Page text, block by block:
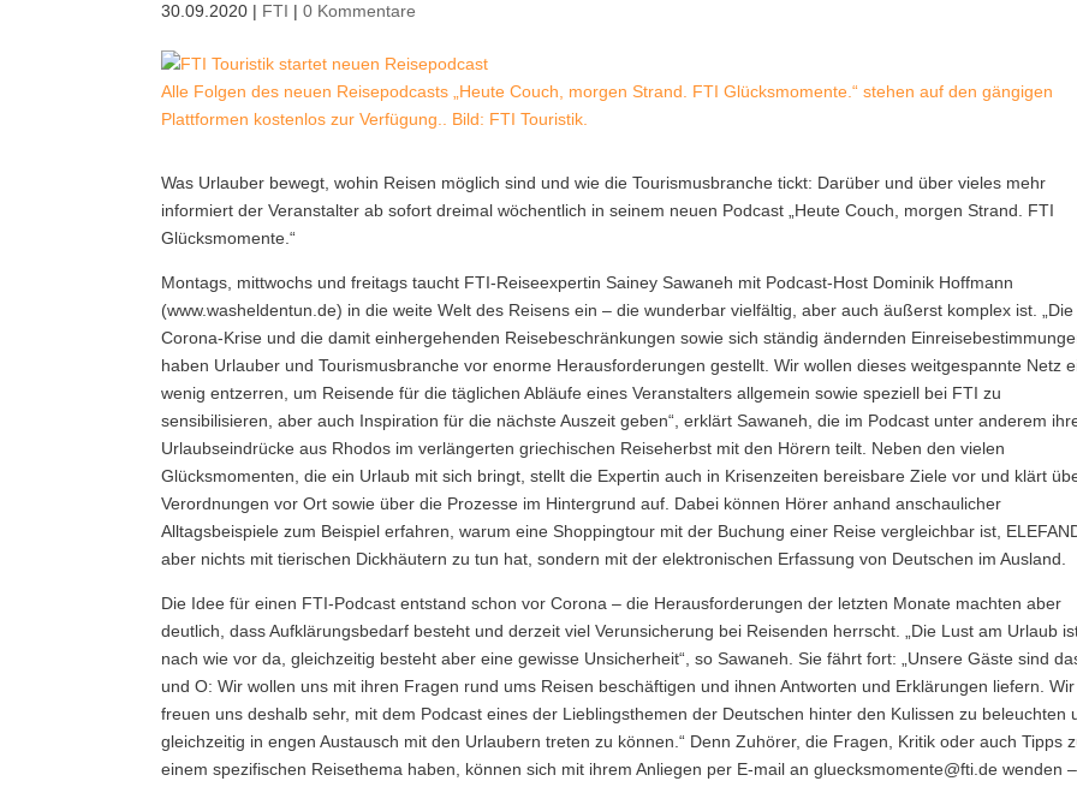
30.09.2020 | FTI |0 Kommentare
Alle Folgen des neuen Reisepodcasts „Heute Couch, morgen Strand. FTI Glücksmomente.“ stehen auf den gängigen
Plattformen kostenlos zur Verfügung.. Bild: FTI Touristik.
Was Urlauber bewegt, wohin Reisen möglich sind und wie die Tourismusbranche tickt: Darüber und über vieles mehr
informiert der Veranstalter ab sofort dreimal wöchentlich in seinem neuen Podcast „Heute Couch, morgen Strand. FTI
Glücksmomente.“
Montags, mittwochs und freitags taucht FTI-Reiseexpertin Sainey Sawaneh mit Podcast-Host Dominik Hoffmann
(www.washeldentun.de) in die weite Welt des Reisens ein – die wunderbar vielfältig, aber auch äußerst komplex ist. „Die
Corona-Krise und die damit einhergehenden Reisebeschränkungen sowie sich ständig ändernden
haben Urlauber und Tourismusbranche vor enorme Herausforderungen gestellt. Wir wollen dieses weitgespannte Netz
wenig entzerren, um Reisende für die täglichen Abläufe eines Veranstalters allgemein sowie speziell bei FTI zu
sensibilisieren, aber auch Inspiration für die nächste Auszeit geben“, erklärt Sawaneh, die im Podcast unter anderem
Urlaubseindrücke aus Rhodos im verlängerten griechischen Reiseherbst mit den Hörern teilt. Neben den vielen
Glücksmomenten, die ein Urlaub mit sich bringt, stellt die Expertin auch in Krisenzeiten bereisbare Ziele vor und klärt
Verordnungen vor Ort sowie über die Prozesse im Hintergrund auf. Dabei können Hörer anhand anschaulicher
Alltagsbeispiele zum Beispiel erfahren, warum eine Shoppingtour mit der Buchung einer Reise vergleichbar ist,
aber nichts mit tierischen Dickhäutern zu tun hat, sondern mit der elektronischen Erfassung von Deutschen im Ausland.
Die Idee für einen FTI-Podcast entstand schon vor Corona – die Herausforderungen der letzten Monate machten aber
deutlich, dass Aufklärungsbedarf besteht und derzeit viel Verunsicherung bei Reisenden herrscht. „Die Lust am Urlaub
nach wie vor da, gleichzeitig besteht aber eine gewisse Unsicherheit“, so Sawaneh. Sie fährt fort: „Unsere Gäste sind
und O: Wir wollen uns mit ihren Fragen rund ums Reisen beschäftigen und ihnen Antworten und Erklärungen liefern. Wir
freuen uns deshalb sehr, mit dem Podcast eines der Lieblingsthemen der Deutschen hinter den Kulissen zu beleuchten
gleichzeitig in engen Austausch mit den Urlaubern treten zu können.“ Denn Zuhörer, die Fragen, Kritik oder auch Tipps
einem spezifischen Reisethema haben, können sich mit ihrem Anliegen per E-mail an gluecksmomente@fti.de wenden